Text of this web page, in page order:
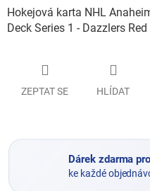
Hokejová karta NHL
Deck Series 1 - Dazzlers
ZEPTAT SE HLÍDAT
Dárek zdarma
ke každé